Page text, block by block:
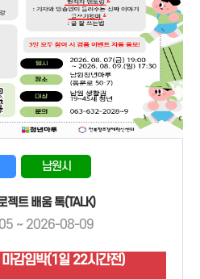
남원시
젝트 배움 톡(TALK)
~ 2026-08-09
마감임박(1일 22시간전)